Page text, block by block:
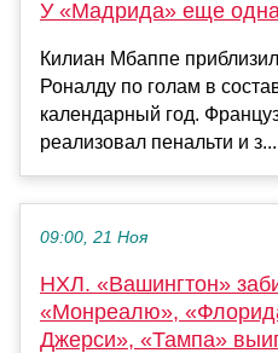
У «Мадрида» еще
Килиан Мбаппе
Роналду по голам в
календарный год.
реализовал пенальти и з...
09:00, 21 Ноя
НХЛ. «Вашингтон»
«Монреалю»,
Джерси», «Тампа»